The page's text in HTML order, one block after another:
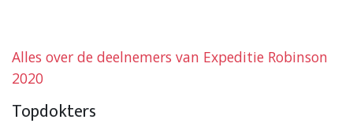
Alles over de deelnemers van Expeditie Robinson
2020
Topdokters